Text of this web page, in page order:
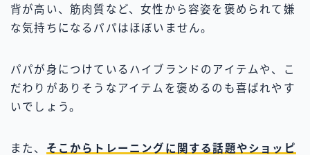
背が高い、筋肉質など、女性から容姿を褒められて嫌
な気持ちになるパパはほぼいません。
パパが身につけているハイブランドのアイテムや、こ
だわりがありそうなアイテムを褒めるのも喜ばれやす
いでしょう。
また、 そこからトレーニングに関する話題やショッピ